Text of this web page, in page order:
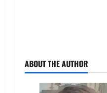
ABOUT THE AUTHOR